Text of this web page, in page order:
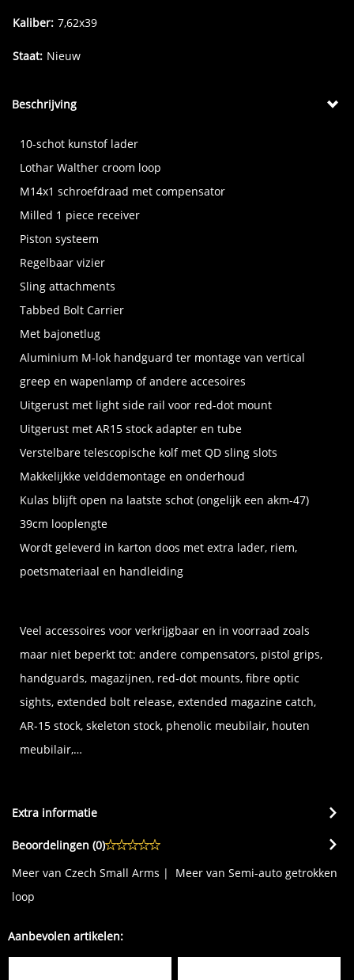
Kaliber: 7,62x39
Staat: Nieuw
Beschrijving
10-schot kunstof lader
Lothar Walther croom loop
M14x1 schroefdraad met compensator
Milled 1 piece receiver
Piston systeem
Regelbaar vizier
Sling attachments
Tabbed Bolt Carrier
Met bajonetlug
Aluminium M-lok handguard ter montage van vertical
greep en wapenlamp of andere accesoires
Uitgerust met light side rail voor red-dot mount
Uitgerust met AR15 stock adapter en tube
Verstelbare telescopische kolf met QD sling slots
Makkelijkke velddemontage en onderhoud
Kulas blijft open na laatste schot (ongelijk een akm-47)
39cm looplengte
Wordt geleverd in karton doos met extra lader, riem,
poetsmateriaal en handleiding
Veel accessoires voor verkrijgbaar en in voorraad zoals
maar niet beperkt tot: andere compensators, pistol grips,
handguards, magazijnen, red-dot mounts, fibre optic
sights, extended bolt release, extended magazine catch,
AR-15 stock, skeleton stock, phenolic meubilair, houten
meubilair,…
Extra informatie
Beoordelingen (0)
Meer van Czech Small Arms | Meer van Semi-auto getrokken
loop
Aanbevolen artikelen: